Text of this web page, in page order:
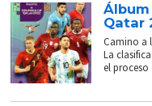
Qatar
Camino a
La
el proceso